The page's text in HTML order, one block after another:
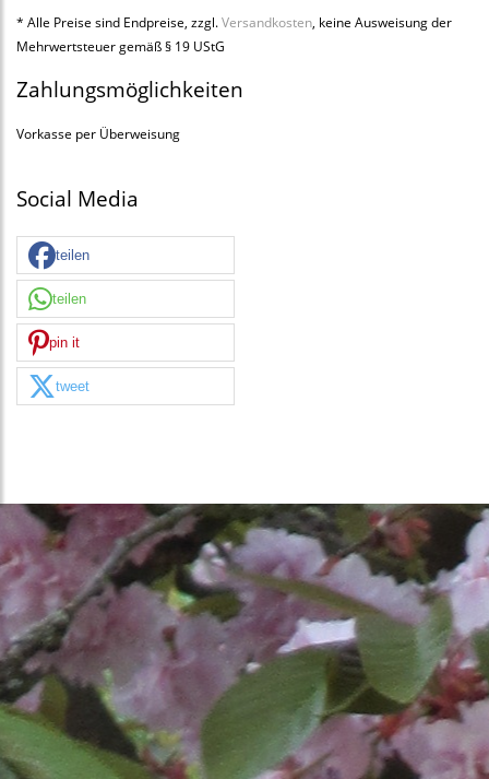
* Alle Preise sind Endpreise, zzgl.Versandkosten, keine Ausweisung der
Mehrwertsteuer gemäß § 19 UStG
Zahlungsmöglichkeiten
Vorkasse per Überweisung
Social Media
teilen
teilen
pin it
tweet